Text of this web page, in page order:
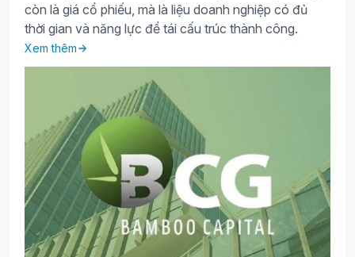
còn là giá cổ phiếu, mà là liệu doanh nghiệp có đủ
thời gian và năng lực để tái cấu trúc thành công.
Xem thêm